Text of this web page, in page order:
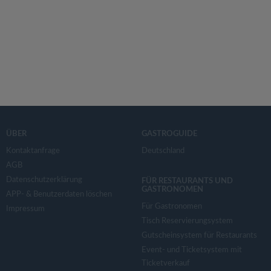
ÜBER
Kontaktanfrage
AGB
Datenschutzerklärung
APP- & Benutzerdaten löschen
Impressum
GASTROGUIDE
Deutschland
FÜR RESTAURANTS UND
GASTRONOMEN
Für Gastronomen
Tisch Reservierungsystem
Gutscheinsystem für Restaurants
Event- und Ticketsystem mit
Ticketverkauf